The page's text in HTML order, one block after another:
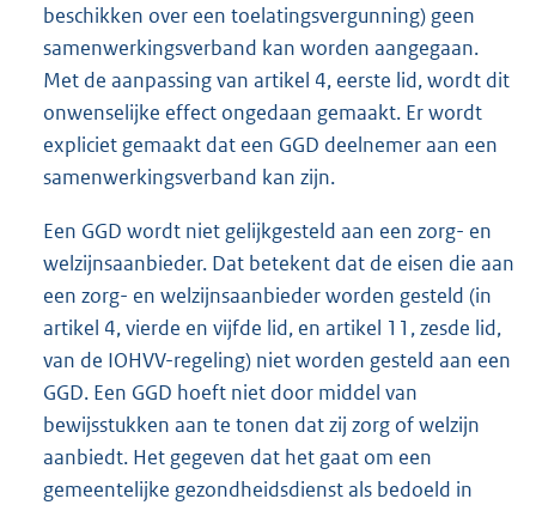
beschikken over een toelatingsvergunning) geen
samenwerkingsverband kan worden aangegaan.
Met de aanpassing van artikel 4, eerste lid, wordt dit
onwenselijke effect ongedaan gemaakt. Er wordt
expliciet gemaakt dat een GGD deelnemer aan een
samenwerkingsverband kan zijn.
Een GGD wordt niet gelijkgesteld aan een zorg- en
welzijnsaanbieder. Dat betekent dat de eisen die aan
een zorg- en welzijnsaanbieder worden gesteld (in
artikel 4, vierde en vijfde lid, en artikel 11, zesde lid,
van de IOHVV-regeling) niet worden gesteld aan een
GGD. Een GGD hoeft niet door middel van
bewijsstukken aan te tonen dat zij zorg of welzijn
aanbiedt. Het gegeven dat het gaat om een
gemeentelijke gezondheidsdienst als bedoeld in